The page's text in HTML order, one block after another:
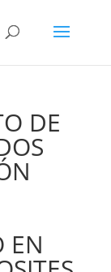
DE
EN